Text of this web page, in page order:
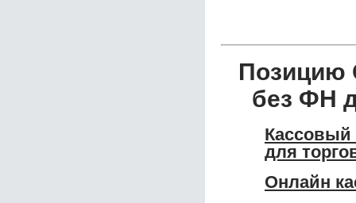
Позицию
без ФН
для
Онлайн